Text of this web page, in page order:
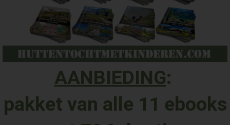
AANBIEDING:
pakket van alle 11 ebooks